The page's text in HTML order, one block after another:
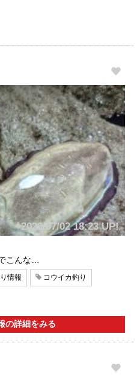
2026/07/02 18:23 UP!
こんな…
情報 コウイカ釣り
の詳細をみる